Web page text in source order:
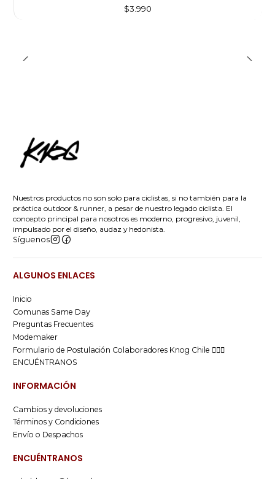
$3.990
Nuestros productos no son solo para ciclistas, si no también para la
práctica outdoor & runner, a pesar de nuestro legado ciclista. El
concepto principal para nosotros es moderno, progresivo, juvenil,
impulsado por el diseño, audaz y hedonista.
Síguenos
ALGUNOS ENLACES
Inicio
Comunas Same Day
Preguntas Frecuentes
Modemaker
Formulario de Postulación Colaboradores Knog Chile 🚴🏻‍♂️
ENCUÉNTRANOS
INFORMACIÓN
Cambios y devoluciones
Términos y Condiciones
Envío o Despachos
ENCUÉNTRANOS